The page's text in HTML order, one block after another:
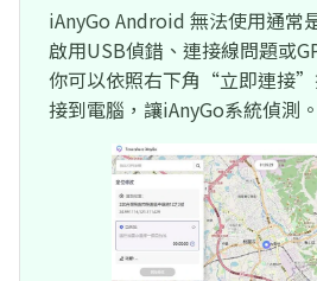
iAnyGo Android 無法使用通常
啟用USB偵錯、連接線問題或
你可以依照右下角“立即連接”
接到電腦，讓iAnyGo系統偵測。